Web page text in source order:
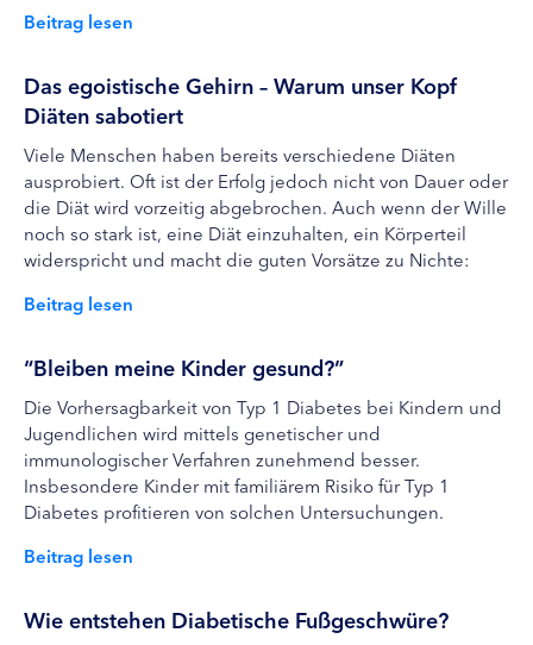
Beitrag lesen
Das egoistische Gehirn – Warum unser Kopf
Diäten sabotiert
Viele Menschen haben bereits verschiedene Diäten
ausprobiert. Oft ist der Erfolg jedoch nicht von Dauer oder
die Diät wird vorzeitig abgebrochen. Auch wenn der Wille
noch so stark ist, eine Diät einzuhalten, ein Körperteil
widerspricht und macht die guten Vorsätze zu Nichte:
Beitrag lesen
“Bleiben meine Kinder gesund?”
Die Vorhersagbarkeit von Typ 1 Diabetes bei Kindern und
Jugendlichen wird mittels genetischer und
immunologischer Verfahren zunehmend besser.
Insbesondere Kinder mit familiärem Risiko für Typ 1
Diabetes profitieren von solchen Untersuchungen.
Beitrag lesen
Wie entstehen Diabetische Fußgeschwüre?